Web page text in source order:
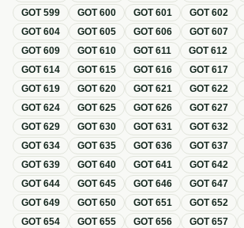
GOT599 GOT600 GOT601 GOT602
GOT604 GOT605 GOT606 GOT607
GOT609 GOT610 GOT611 GOT612
GOT614 GOT615 GOT616 GOT617
GOT619 GOT620 GOT621 GOT622
GOT624 GOT625 GOT626 GOT627
GOT629 GOT630 GOT631 GOT632
GOT634 GOT635 GOT636 GOT637
GOT639 GOT640 GOT641 GOT642
GOT644 GOT645 GOT646 GOT647
GOT649 GOT650 GOT651 GOT652
GOT654 GOT655 GOT656 GOT657